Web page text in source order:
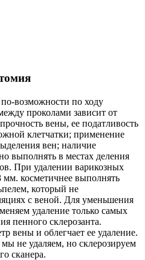
возможности по ходу
проколами зависит от
вены, ее податливость
клетчатки; применение
вен; наличие
выполнять в местах деления
При удалении варикозных
мм. косметичнее выполнять
который не
с веной. Для уменьшения
удаление только самых
пенного склерозанта.
вены и облегчает ее удаление.
не удаляем, но склерозируем
сканера.